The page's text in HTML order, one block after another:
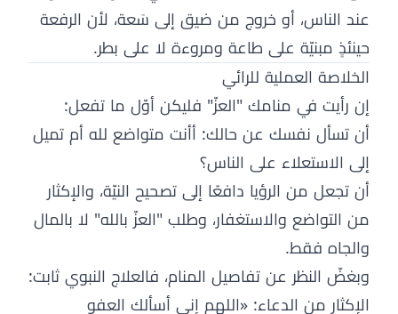
عند الناس، أو خروج من ضيق إلى سَعة، لأن الرفعة
حينئذٍ مبنيّة على طاعة ومروءة لا على بطر.
الخلاصة العملية للرائي
إن رأيت في منامك "العزّ" فليكن أوّل ما تفعل:
أن تسأل نفسك عن حالك: أأنت متواضع لله أم تميل
إلى الاستعلاء على الناس؟
أن تجعل من الرؤيا دافعًا إلى تصحيح النيّة، والإكثار
من التواضع والاستغفار، وطلب "العزّ بالله" لا بالمال
والجاه فقط.
وبغضّ النظر عن تفاصيل المنام، فالعلاج النبوي ثابت:
الإكثار من الدعاء: «اللهم إني أسألك العفو